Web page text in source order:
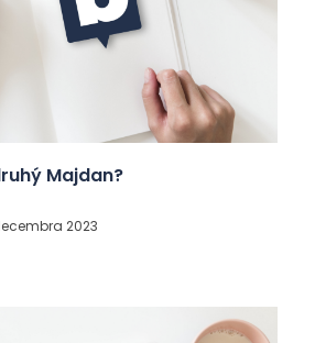
Majdan?
2023